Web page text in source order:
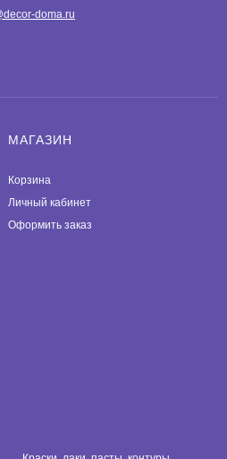
doma.ru
МАГАЗИН
Корзина
Личный кабинет
Оформить заказ